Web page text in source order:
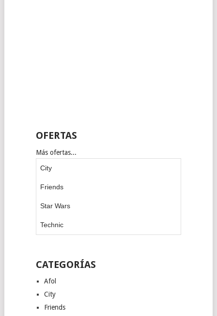
OFERTAS
Más ofertas...
City
Friends
Star Wars
Technic
CATEGORÍAS
Afol
City
Friends